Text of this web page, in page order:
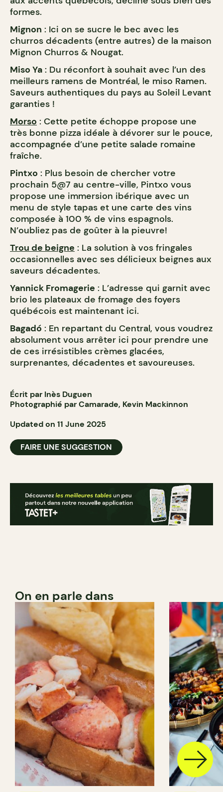
formes.
Mignon : Ici on se sucre le bec avec les
churros décadents (entre autres) de la maison
Mignon Churros & Nougat.
Miso Ya : Du réconfort à souhait avec l’un des
meilleurs ramens de Montréal, le miso Ramen.
Saveurs authentiques du pays au Soleil Levant
garanties !
Morso : Cette petite échoppe propose une
très bonne pizza idéale à dévorer sur le pouce,
accompagnée d’une petite salade romaine
fraîche.
Pintxo : Plus besoin de chercher votre
prochain 5@7 au centre-ville, Pintxo vous
propose une immersion ibérique avec un
menu de style tapas et une carte des vins
composée à 100 % de vins espagnols.
N’oubliez pas de goûter à la pieuvre!
Trou de beigne : La solution à vos fringales
occasionnelles avec ses délicieux beignes aux
saveurs décadentes.
Yannick Fromagerie : L’adresse qui garnit avec
brio les plateaux de fromage des foyers
québécois est maintenant ici.
Bagadó : En repartant du Central, vous voudrez
absolument vous arrêter ici pour prendre une
de ces irrésistibles crèmes glacées,
surprenantes, décadentes et savoureuses.
Écrit par Inès Duguen
Photographié par Camarade, Kevin Mackinnon
Updated on 11 June 2025
FAIRE UNE SUGGESTION
On en parle dans